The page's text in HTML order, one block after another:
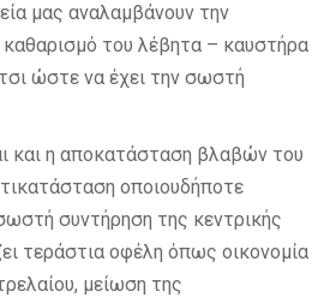
μας αναλαμβάνουν την
του λέβητα – καυστήρα
ώστε να έχει την σωστή
και η αποκατάσταση βλαβών του
οποιουδήποτε
συντήρηση της κεντρικής
τεράστια οφέλη όπως οικονομία
μείωση της